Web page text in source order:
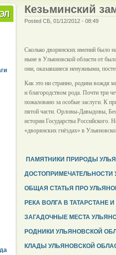
Кезьминский
Posted СБ, 01/12/2012 - 08:49
Сколько дворянских имений было
ныне в Ульяновской области от
они, оказавшиеся ненужными,
Как это ни странно, родина вождя
и благородством рода. Почти три
пожаловано за особые заслуги. К
пятой части. Орловы-Давыдовы,
истории Государства
«дворянских гнёздах» в
ПАМЯТНИКИ ПРИРОДЫ
ДОСТОПРИМЕЧАТЕЛЬНОСТИ
ОБЩАЯ СТАТЬЯ ПРО
РЕКА ВОЛГА В ТАТАРСТАНЕ
ЗАГАДОЧНЫЕ МЕСТА
РОДНИКИ УЛЬЯНОВСКОЙ
КЛАДЫ УЛЬЯНОВСКОЙ